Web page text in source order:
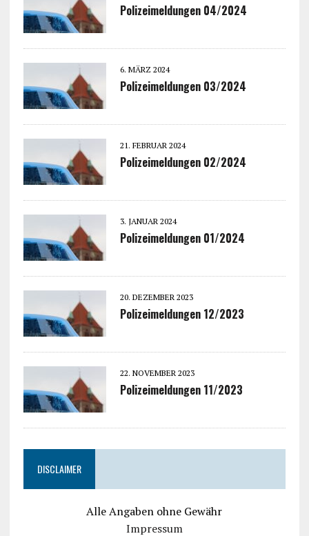
Polizeimeldungen 04/2024
6. MÄRZ 2024
Polizeimeldungen 03/2024
21. FEBRUAR 2024
Polizeimeldungen 02/2024
3. JANUAR 2024
Polizeimeldungen 01/2024
20. DEZEMBER 2023
Polizeimeldungen 12/2023
22. NOVEMBER 2023
Polizeimeldungen 11/2023
DISCLAIMER
Alle Angaben ohne Gewähr
Impressum